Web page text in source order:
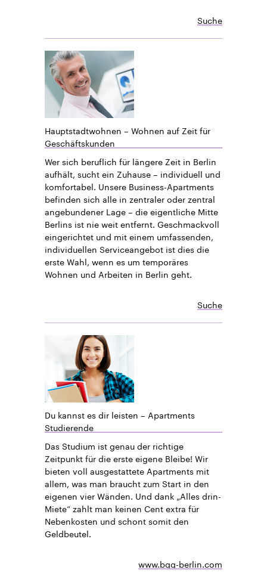
Suche
Hauptstadtwohnen – Wohnen auf Zeit für
Geschäftskunden
Wer sich beruflich für längere Zeit in Berlin
aufhält, sucht ein Zuhause – individuell und
komfortabel. Unsere Business-Apartments
befinden sich alle in zentraler oder zentral
angebundener Lage – die eigentliche Mitte
Berlins ist nie weit entfernt. Geschmackvoll
eingerichtet und mit einem umfassenden,
individuellen Serviceangebot ist dies die
erste Wahl, wenn es um temporäres
Wohnen und Arbeiten in Berlin geht.
Suche
Du kannst es dir leisten – Apartments
Studierende
Das Studium ist genau der richtige
Zeitpunkt für die erste eigene Bleibe! Wir
bieten voll ausgestattete Apartments mit
allem, was man braucht zum Start in den
eigenen vier Wänden. Und dank „Alles drin-
Miete“ zahlt man keinen Cent extra für
Nebenkosten und schont somit den
Geldbeutel.
www.bgg-berlin.com